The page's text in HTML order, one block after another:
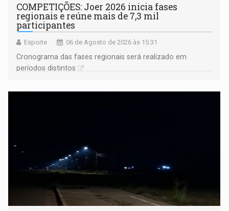
COMPETIÇÕES: Joer 2026 inicia fases
regionais e reúne mais de 7,3 mil
participantes
Esporte 06 de Agosto de 2026 às 15:31
Cronograma das fases regionais será realizado em
períodos distintos